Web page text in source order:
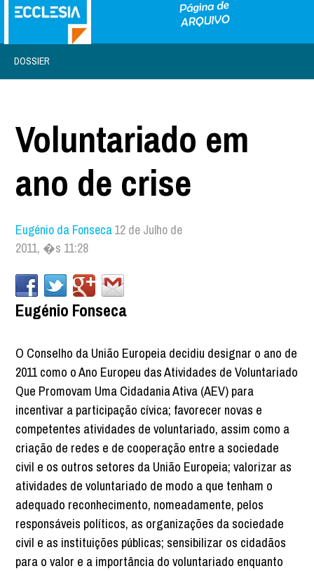
DOSSIER
Voluntariado em
ano de crise
Eugénio da Fonseca12 de Julho de
2011, �s 11:28
Eugénio Fonseca
O Conselho da União Europeia decidiu designar o ano de
2011 como o Ano Europeu das Atividades de Voluntariado
Que Promovam Uma Cidadania Ativa (AEV) para
incentivar a participação cívica; favorecer novas e
competentes atividades de voluntariado, assim como a
criação de redes e de cooperação entre a sociedade
civil e os outros setores da União Europeia; valorizar as
atividades de voluntariado de modo a que tenham o
adequado reconhecimento, nomeadamente, pelos
responsáveis políticos, as organizações da sociedade
civil e as instituições públicas; sensibilizar os cidadãos
para o valor e a importância do voluntariado enquanto